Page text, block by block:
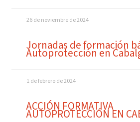
26 de noviembre de 2024
Jornadas de formación
Autoprotección en
1 de febrero de 2024
ACCIÓN FORMATIVA
AUTOPROTECCIÓN EN